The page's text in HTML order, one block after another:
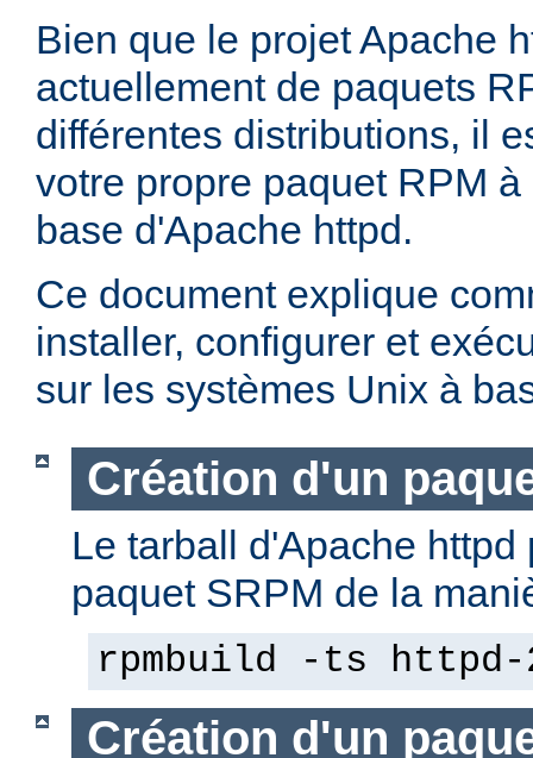
Bien que le projet Apache
actuellement de paquets
différentes distributions, il
votre propre paquet RPM
base d'Apache httpd.
Ce document explique
installer, configurer et
sur les systèmes Unix à
Création d'un
Le tarball d'Apache
paquet SRPM de la
rpmbuild -ts
Création d'un